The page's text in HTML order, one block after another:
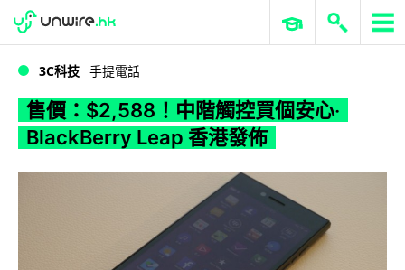
WWDC 2026 ERP 與商業 AI
3C科技 手提電話
售價：$2,588！中階觸控買個安心‧
BlackBerry Leap 香港發佈